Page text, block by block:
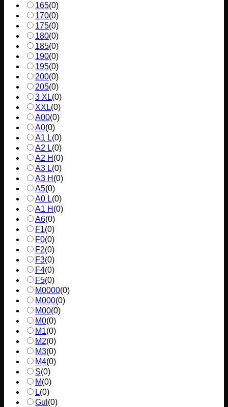
165(0)
170(0)
175(0)
180(0)
185(0)
190(0)
195(0)
200(0)
205(0)
3 XL(0)
XXL(0)
A00(0)
A0(0)
A1 L(0)
A2 L(0)
A2 H (0)
A3 L(0)
A3 H (0)
A5(0)
A0 L(0)
A1 H (0)
A6(0)
F1(0)
F0(0)
F2(0)
F3(0)
F4(0)
F5(0)
M0000(0)
M000(0)
M00(0)
M0(0)
M1(0)
M2(0)
M3(0)
M4(0)
S(0)
M(0)
L(0)
Gul (0)